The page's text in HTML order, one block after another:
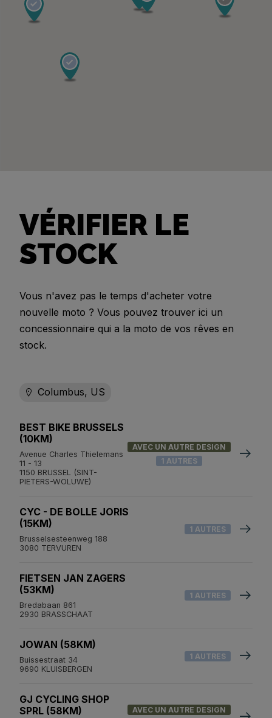
VÉRIFIER LE
STOCK
Vous n'avez pas le temps d'acheter votre
nouvelle moto ? Vous pouvez trouver ici un
concessionnaire qui a la moto de vos rêves en
stock.
Columbus, US
BEST BIKE BRUSSELS
(10KM)
Avenue Charles Thielemans
11 - 13
1150 BRUSSEL (SINT-
PIETERS-WOLUWE)
AVEC UN AUTRE DESIGN
1 AUTRES
CYC - DE BOLLE JORIS
(15KM)
Brusselsesteenweg 188
3080 TERVUREN
1 AUTRES
FIETSEN JAN ZAGERS
(53KM)
Bredabaan 861
2930 BRASSCHAAT
1 AUTRES
JOWAN (58KM)
Buissestraat 34
9690 KLUISBERGEN
1 AUTRES
GJ CYCLING SHOP
SPRL (58KM)
AVEC UN AUTRE DESIGN